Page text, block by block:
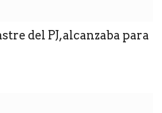
del PJ,alcanzaba para